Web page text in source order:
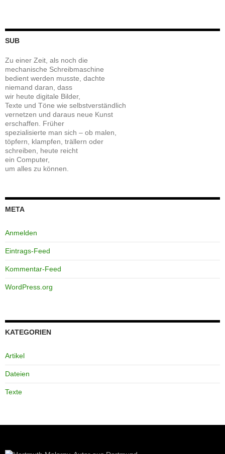
SUB
Zu einer Zeit, als noch die
mechanische Schreibmaschine
bedient werden musste, dachte
niemand daran, dass
wir heute digitale Bilder,
Texte und Töne wie selbstverständlich
vernetzen und daraus neue Kunst
erschaffen. Früher
spezialisierte man sich – ob malen,
töpfern, klampfen, trällern oder
schreiben, heute reicht
ein Computer,
um alles zu können.
META
Anmelden
Eintrags-Feed
Kommentar-Feed
WordPress.org
KATEGORIEN
Artikel
Dateien
Texte